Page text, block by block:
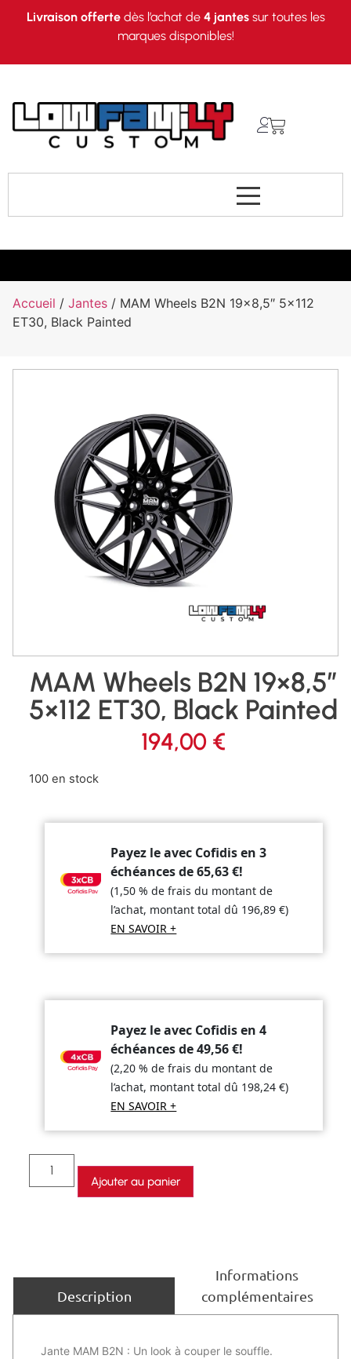
Livraison offertedès l’achat de 4 jantessur toutes les
marques disponibles!
Accueil / Jantes / MAM Wheels B2N 19×8,5″ 5×112
ET30, Black Painted
MAM Wheels B2N 19×8,5″
5×112 ET30, Black Painted
194,00 €
100 en stock
Payez le avec Cofidis en 3
échéances de65,63€!
(1,50 % de frais du montant de
l’achat, montant total dû 196,89€)
EN SAVOIR +
Payez le avec Cofidis en 4
échéances de49,56€!
(2,20 % de frais du montant de
l’achat, montant total dû 198,24€)
EN SAVOIR +
Ajouter au panier
Description
Informations
complémentaires
Jante MAM B2N : Un look à couper le souffle.